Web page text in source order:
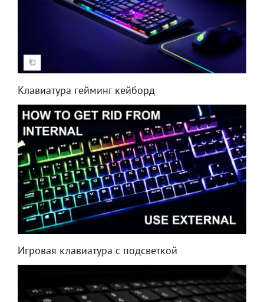
Клавиатура гейминг кейборд
Игровая клавиатура с подсветкой